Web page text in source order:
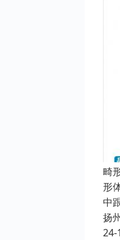
畸
形
中
扬
24-